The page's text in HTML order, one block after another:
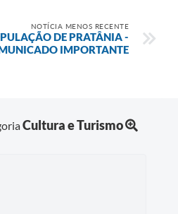
NOTÍCIA MENOS RECENTE
DE PRATÂNIA -
IMPORTANTE
Cultura e Turismo